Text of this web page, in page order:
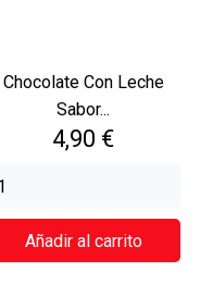
Chocolate Con Leche
Sabor...
Precio
4,90 €
Añadir al carrito